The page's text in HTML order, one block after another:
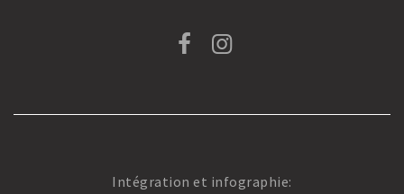
Intégration et infographie: